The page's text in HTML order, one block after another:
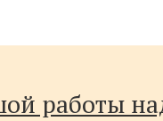
работы